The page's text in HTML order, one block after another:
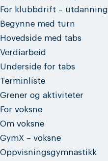
For klubbdrift – utdanning
Begynne med turn
Hovedside med tabs
Verdiarbeid
Underside for tabs
Terminliste
Grener og aktiviteter
For voksne
Om voksne
GymX – voksne
Oppvisningsgymnastikk